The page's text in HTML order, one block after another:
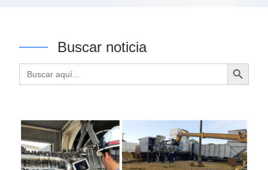
Buscar noticia
Buscar: Botón de búsqueda